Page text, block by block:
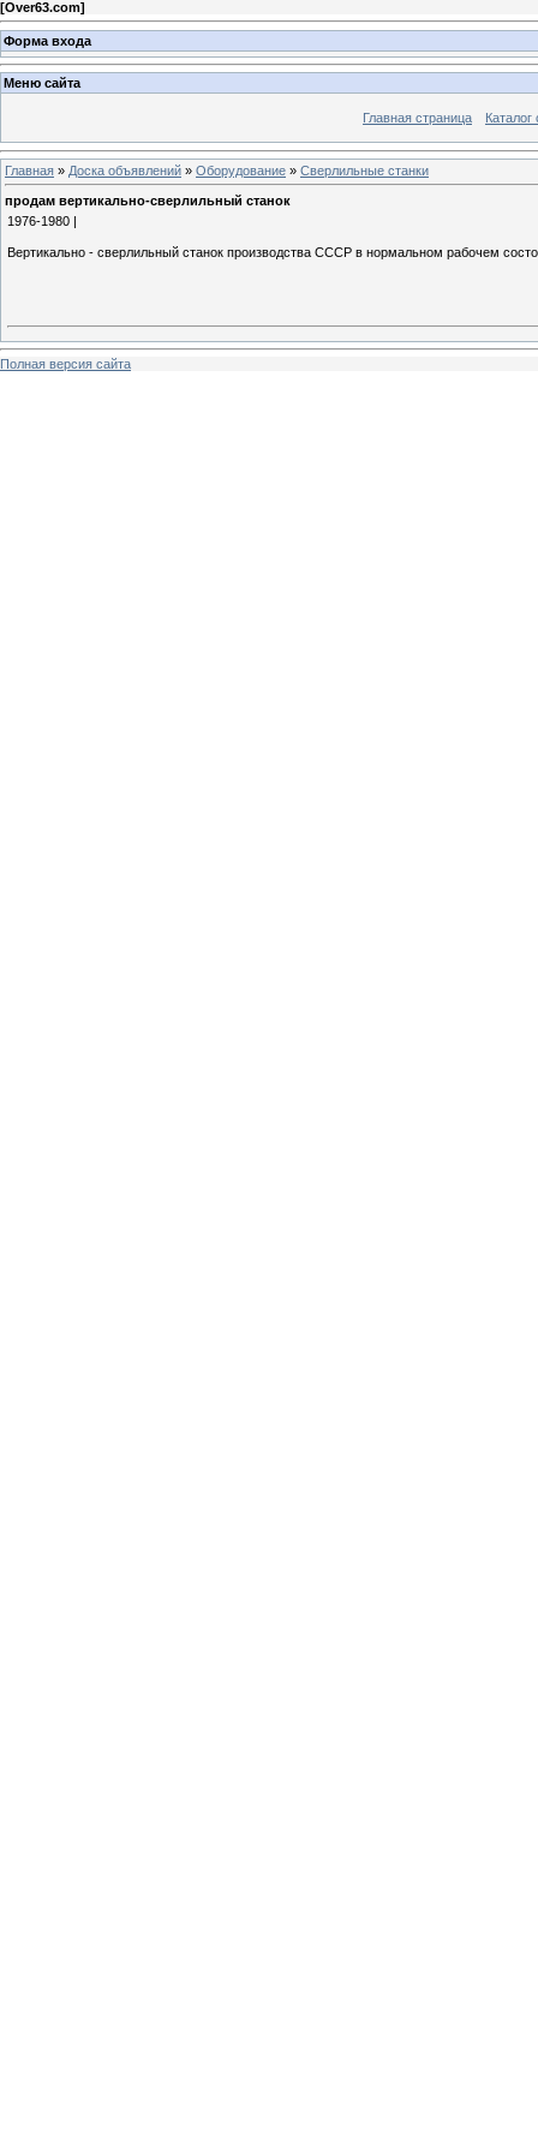
[Over63.com]
Форма входа
Меню сайта
Главная страница Каталог
Главная » Доска объявлений » Оборудование » Сверлильные станки
продам вертикально-сверлильный станок
1976-1980 |
Вертикально - сверлильный станок производства СССР в нормальном рабочем
Полная версия сайта